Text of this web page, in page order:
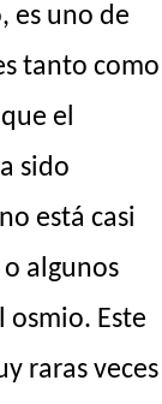
es uno de
tanto como
el
sido
está casi
algunos
osmio. Este
raras veces